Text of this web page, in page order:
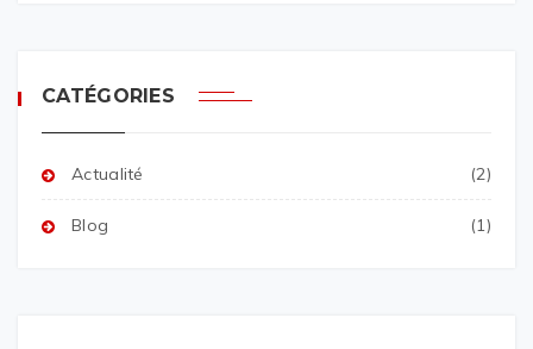
CATÉGORIES
Actualité (2)
Blog (1)